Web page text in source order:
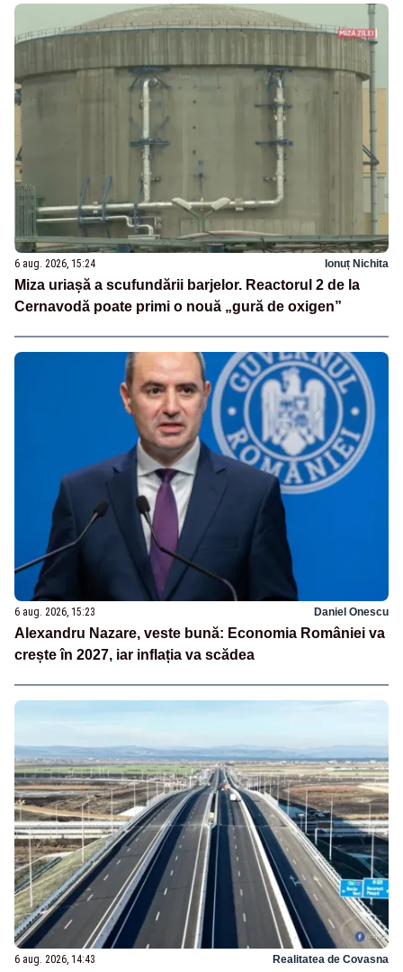
6 aug. 2026, 15:24 Ionuț Nichita
Miza uriașă a scufundării barjelor. Reactorul 2 de la
Cernavodă poate primi o nouă „gură de oxigen”
6 aug. 2026, 15:23 Daniel Onescu
Alexandru Nazare, veste bună: Economia României va
crește în 2027, iar inflația va scădea
6 aug. 2026, 14:43 Realitatea de Covasna